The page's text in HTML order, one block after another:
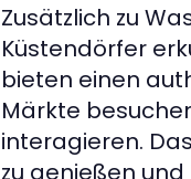
Zusätzlich zu
Küstendörfer
bieten einen
Märkte
interagieren.
zu genießen